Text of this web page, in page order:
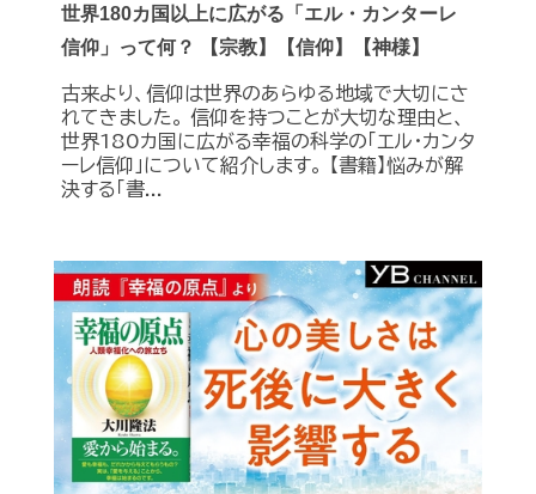
世界180カ国以上に広がる「エル・カンターレ
信仰」って何？ 【宗教】【信仰】【神様】
古来より、信仰は世界のあらゆる地域で大切にさ
れてきました。 信仰を持つことが大切な理由と、
世界180カ国に広がる幸福の科学の「エル・カンタ
ーレ信仰」について紹介します。 【書籍】悩みが解
決する「書...